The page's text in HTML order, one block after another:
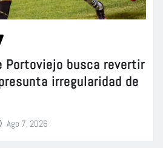
Portoviejo busca revertir
irregularidad de
Ago 7, 2026